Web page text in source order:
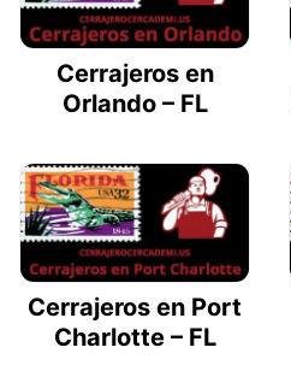
Cerrajeros en
Orlando – FL
Cerrajeros en Port
Charlotte – FL